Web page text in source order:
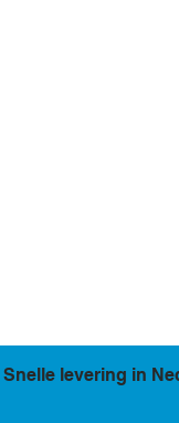
Snelle levering in